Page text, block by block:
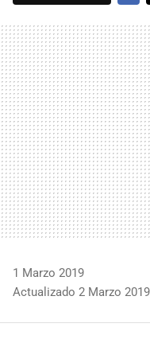
1 Marzo 2019
Actualizado 2 Marzo